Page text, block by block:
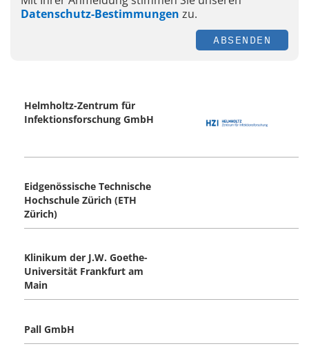
Datenschutz-Bestimmungen zu.
ABSENDEN
Helmholtz-Zentrum für
Infektionsforschung GmbH
Eidgenössische Technische
Hochschule Zürich (ETH
Zürich)
Klinikum der J.W. Goethe-
Universität Frankfurt am
Main
Pall GmbH